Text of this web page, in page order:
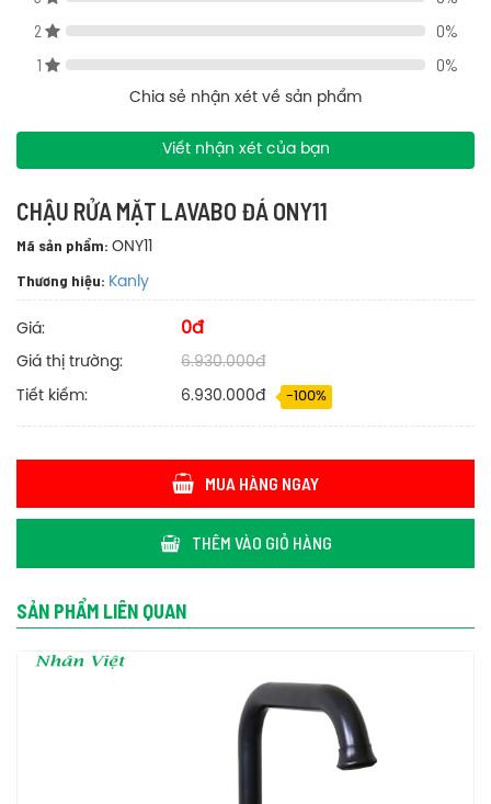
Hãy là khách hàng sở hữu chậu rửa mặt lavabo đá ONY11 tại Nội
thất Nhân Việt để nhận được ưu đãi tốt nhất. Gọi vào hotline và
Xem thêm các thiết bị phòng tắm cổ điểm của Nội thất Nhân Việt
2
0%
1
0%
Chia sẻ nhận xét về sản phẩm
Viết nhận xét của bạn
CHẬU RỬA MẶT LAVABO ĐÁ ONY11
Mã sản phẩm: ONY11
Thương hiệu: Kanly
Giá: 0đ
Giá thị trường: 6.930.000đ
Tiết kiếm: 6.930.000đ -100%
MUA HÀNG NGAY
THÊM VÀO GIỎ HÀNG
SẢN PHẨM LIÊN QUAN